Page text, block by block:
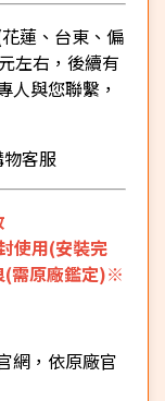
蓮、台東、偏
左右，後續有
人與您聯繫，
客服
使用(安裝完
(需原廠鑑定)※
網，依原廠官